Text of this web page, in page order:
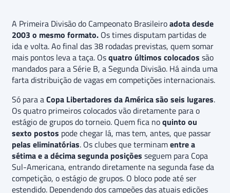
A Primeira Divisão do Campeonato Brasileiroadota desde
2003 o mesmo formato. Os times disputam partidas de
ida e volta. Ao final das 38 rodadas previstas, quem somar
mais pontos leva a taça. Osquatro últimos colocados são
mandados para a Série B, a Segunda Divisão. Há ainda uma
farta distribuição de vagas em competições internacionais.
Só para aCopa Libertadores da Américasão seis lugares.
Os quatro primeiros colocados vão diretamente para o
estágio de grupos do torneio. Quem fica noquinto ou
sexto postos pode chegar lá, mas tem, antes, que passar
pelas eliminatórias. Os clubes que terminamentre a
sétima e a décima segunda posições seguem para Copa
Sul-Americana, entrando diretamente na segunda fase da
competição, o estágio de grupos. O bloco pode até ser
estendido. Dependendo dos campeões das atuais edições